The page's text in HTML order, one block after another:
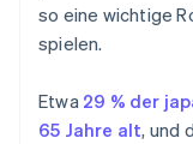
so eine wichtige
spielen.
Etwa 29 % der
65 Jahre alt, und